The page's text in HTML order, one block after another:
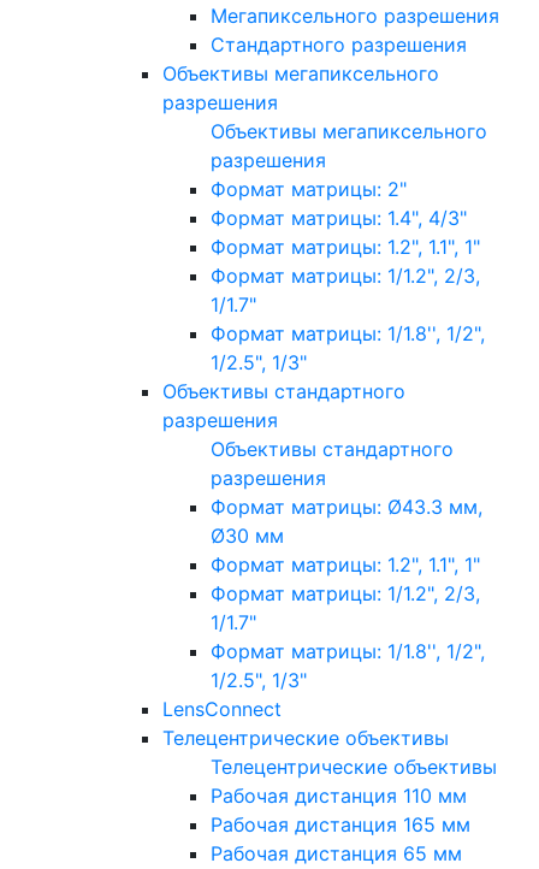
Мегапиксельного разрешения
Стандартного разрешения
Объективы мегапиксельного
разрешения
Объективы мегапиксельного
разрешения
Формат матрицы: 2"
Формат матрицы: 1.4", 4/3"
Формат матрицы: 1.2", 1.1", 1"
Формат матрицы: 1/1.2", 2/3,
1/1.7"
Формат матрицы: 1/1.8'', 1/2",
1/2.5", 1/3"
Объективы стандартного
разрешения
Объективы стандартного
разрешения
Формат матрицы: Ø43.3 мм,
Ø30 мм
Формат матрицы: 1.2", 1.1", 1"
Формат матрицы: 1/1.2", 2/3,
1/1.7"
Формат матрицы: 1/1.8'', 1/2",
1/2.5", 1/3"
LensConnect
Телецентрические объективы
Телецентрические объективы
Рабочая дистанция 110 мм
Рабочая дистанция 165 мм
Рабочая дистанция 65 мм